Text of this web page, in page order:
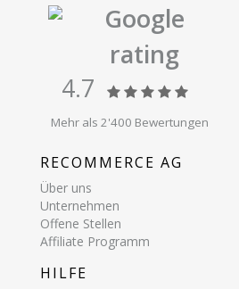
Google
rating
4.7
Mehr als 2'400 Bewertungen
RECOMMERCE AG
Über uns
Unternehmen
Offene Stellen
Affiliate Programm
HILFE